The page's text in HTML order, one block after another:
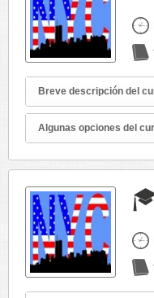
Breve descripción del
Algunas opciones del